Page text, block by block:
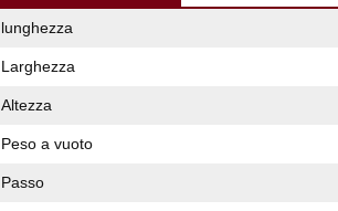
lunghezza
Larghezza
Altezza
Peso a vuoto
Passo